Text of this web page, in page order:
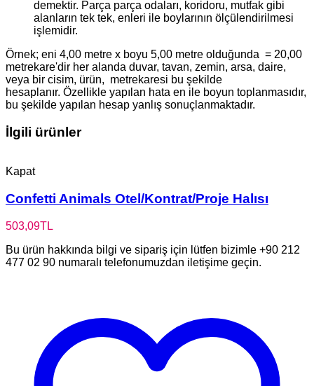
demektir. Parça parça odaları, koridoru, mutfak gibi
alanların tek tek, enleri ile boylarının ölçülendirilmesi
işlemidir.
Örnek; eni 4,00 metre x boyu 5,00 metre olduğunda = 20,00
metrekare'dir her alanda duvar, tavan, zemin, arsa, daire,
veya bir cisim, ürün, metrekaresi bu şekilde
hesaplanır. Özellikle yapılan hata en ile boyun toplanmasıdır,
bu şekilde yapılan hesap yanlış sonuçlanmaktadır.
İlgili ürünler
Kapat
Confetti Animals Otel/Kontrat/Proje Halısı
503,09TL
Bu ürün hakkında bilgi ve sipariş için lütfen bizimle +90 212
477 02 90 numaralı telefonumuzdan iletişime geçin.